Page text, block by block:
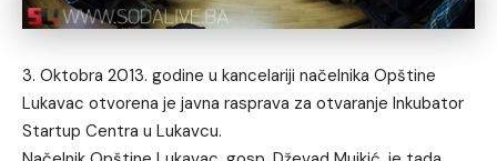
3. Oktobra 2013. godine u kancelariji načelnika Opštine
Lukavac otvorena je javna rasprava za otvaranje Inkubator
Startup Centra u Lukavcu.